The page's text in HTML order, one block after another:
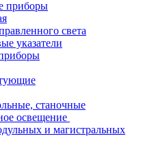
приборы
света
указатели
станочные
освещение
и магистральных